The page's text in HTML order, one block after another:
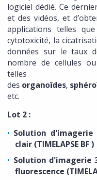
logiciel dédié. Ce
et des vidéos, et
applications telles
cytotoxicité, la
données sur le taux
nombre de cellules
des organoïdes,
etc.
Lot 2 :
Solution
clair (TIMELAPSE BF )
Solution d'imagerie
fluorescence